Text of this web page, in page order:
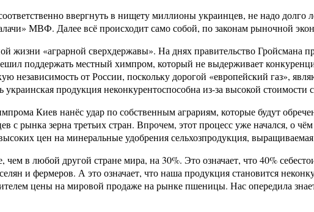
ввергнуть в нищету миллионы украинцев, не надо долго
МВФ. Далее всё происходит само собой, по законам рыночной
жизни «аграрной сверхдержавы». На днях правительство Гройсмана
поддержать местный химпром, который не выдерживает
независимость от России, поскольку дорогой «европейский газ»,
продукция неконкурентоспособна из-за высокой стоимости
Киев нанёс удар по собственным аграриям, которые будут
с рынка зерна третьих стран. Впрочем, этот процесс уже начался, о
цен на минеральные удобрения сельхозпродукция,
в любой другой стране мира, на 30%. Это означает, что 40%
и фермеров. А это означает, что наша продукция становится
цены на мировой продаже на рынке пшеницы. Нас опередила